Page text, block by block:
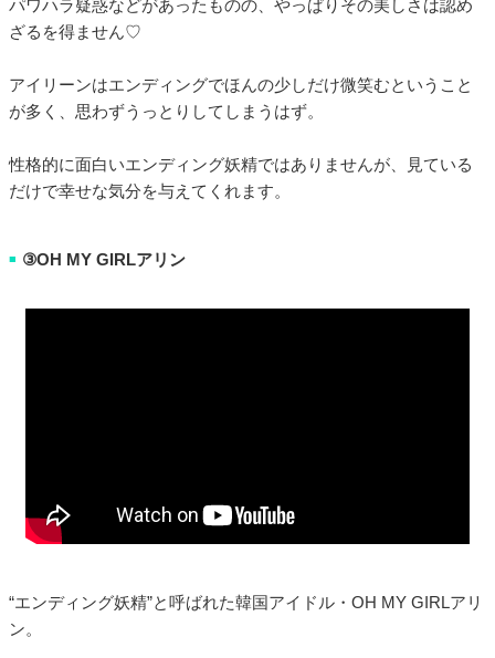
パワハラ疑惑などがあったものの、やっぱりその美しさは認め
ざるを得ません♡
アイリーンはエンディングでほんの少しだけ微笑むということ
が多く、思わずうっとりしてしまうはず。
性格的に面白いエンディング妖精ではありませんが、見ている
だけで幸せな気分を与えてくれます。
■ ③OH MY GIRLアリン
“エンディング妖精”と呼ばれた韓国アイドル・OH MY GIRLアリ
ン。